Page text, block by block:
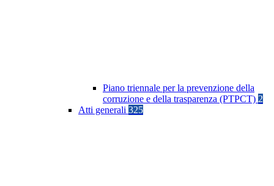
Piano triennale per la prevenzione della
corruzione e della trasparenza (PTPCT) 2
Atti generali 325